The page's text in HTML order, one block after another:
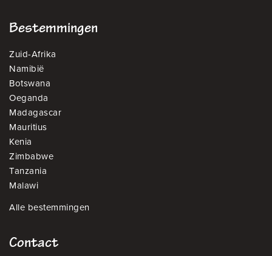
Bestemmingen
Zuid-Afrika
Namibië
Botswana
Oeganda
Madagascar
Mauritius
Kenia
Zimbabwe
Tanzania
Malawi
Alle bestemmingen
Contact